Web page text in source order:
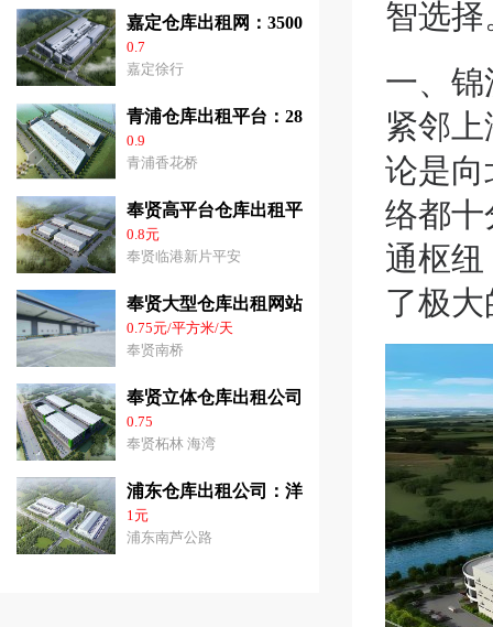
嘉定仓库出租网：35000平方米高标仓库出租
0.7
嘉定徐行
青浦仓库出租平台：28000平方米高平台仓库
0.9
青浦香花桥
奉贤高平台仓库出租平台：2千平方米-6.3万平
0.8元
奉贤临港新片平安
奉贤大型仓库出租网站：3千-2.8平方米高10.5
0.75元/平方米/天
奉贤南桥
奉贤立体仓库出租公司：3千平-3.6万平方价格
0.75
奉贤柘林 海湾
浦东仓库出租公司：洋山港31000平方米高10
1元
浦东南芦公路
智选
一、
紧邻
论是
络都
通枢
了极